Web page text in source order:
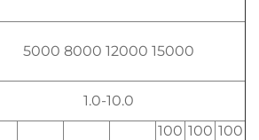
5000 8000 12000 15000
1.0-10.0
100 100 100